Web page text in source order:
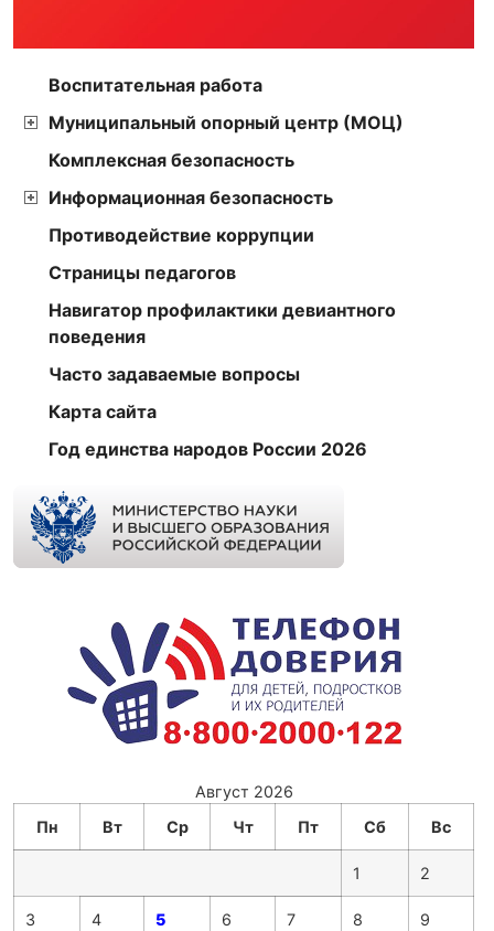
Воспитательная работа
Муниципальный опорный центр (МОЦ)
Комплексная безопасность
Информационная безопасность
Противодействие коррупции
Страницы педагогов
Навигатор профилактики девиантного
поведения
Часто задаваемые вопросы
Карта сайта
Год единства народов России 2026
Август 2026
Пн
Вт Ср Чт Пт Сб Вс
1 2
3 4 5 6 7 8 9